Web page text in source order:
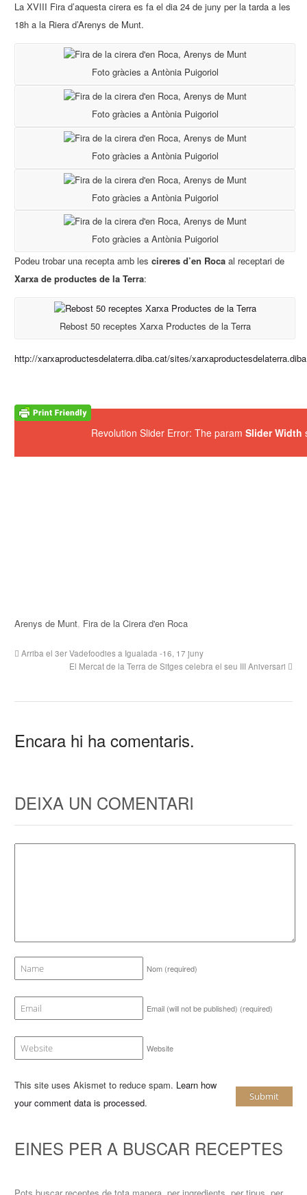
La XVIII Fira d’aquesta cirera es fa el dia 24 de juny per la tarda a les
18h a la Riera d’Arenys de Munt.
Foto gràcies a Antònia Puigoriol
Foto gràcies a Antònia Puigoriol
Foto gràcies a Antònia Puigoriol
Foto gràcies a Antònia Puigoriol
Foto gràcies a Antònia Puigoriol
Podeu trobar una recepta amb lescireres d’en Roca al receptari de
Xarxa de productes de la Terra:
Rebost 50 receptes Xarxa Productes de la Terra
http://xarxaproductesdelaterra.diba.cat/sites/
Revolution Slider Error: The paramSlider Width
Arenys de Munt, Fira de la Cirera d'en Roca
Arriba el 3er Vadefoodies a Igualada -16, 17 juny
El Mercat de la Terra de Sitges celebra el seu III Aniversari
Encara hi ha comentaris.
DEIXA UN COMENTARI
Nom (required)
Email (will not be published) (required)
Website
This site uses Akismet to reduce spam. Learn how
your comment data is processed.
EINES PER A BUSCAR RECEPTES